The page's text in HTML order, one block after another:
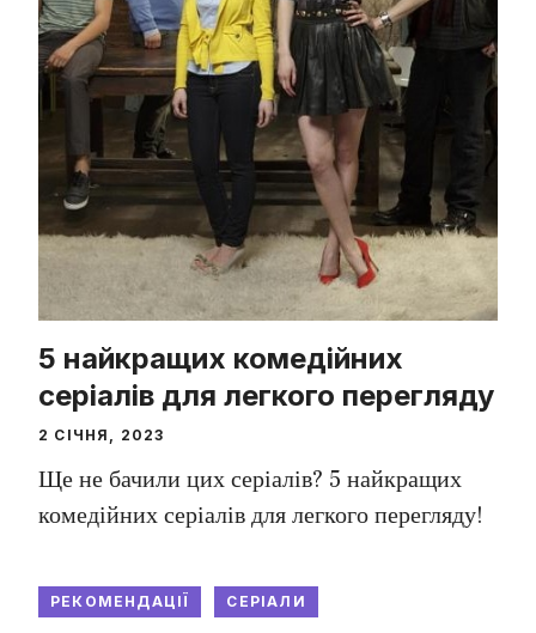
5 найкращих комедійних
серіалів для легкого перегляду
2 СІЧНЯ, 2023
Ще не бачили цих серіалів? 5 найкращих
комедійних серіалів для легкого перегляду!
РЕКОМЕНДАЦІЇ СЕРІАЛИ